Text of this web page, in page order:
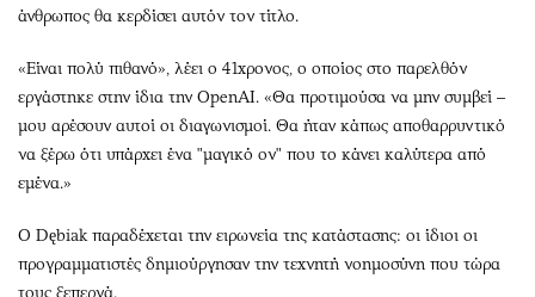
άνθρωπος θα κερδίσει αυτόν τον τίτλο.
«Είναι πολύ πιθανό», λέει ο 41χρονος, ο οποίος στο παρελθόν
εργάστηκε στην ίδια την OpenAI. «Θα προτιμούσα να μην συμβεί –
μου αρέσουν αυτοί οι διαγωνισμοί. Θα ήταν κάπως αποθαρρυντικό
να ξέρω ότι υπάρχει ένα "μαγικό ον" που το κάνει καλύτερα από
εμένα.»
Ο Dębiak παραδέχεται την ειρωνεία της κατάστασης: οι ίδιοι οι
προγραμματιστές δημιούργησαν την τεχνητή νοημοσύνη που τώρα
τους ξεπερνά.